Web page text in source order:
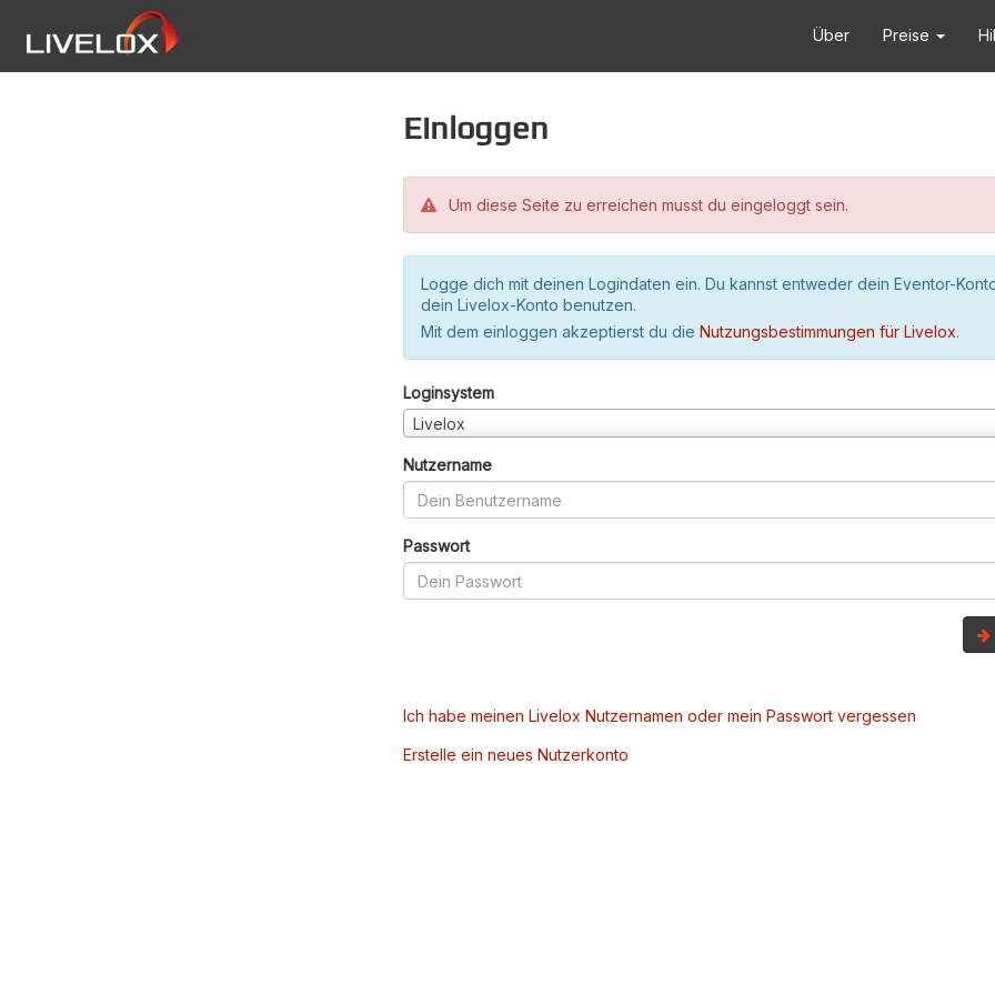
Über Preise
Einloggen
Um diese Seite zu erreichen musst du eingeloggt sein.
Logge dich mit deinen Logindaten ein. Du kannst entweder dein Eventor-
dein Livelox-Konto benutzen.
Mit dem einloggen akzeptierst du die Nutzungsbestimmungen für Livelox.
Loginsystem
Livelox
Nutzername
Passwort
Ich habe meinen Livelox Nutzernamen oder mein Passwort vergessen
Erstelle ein neues Nutzerkonto